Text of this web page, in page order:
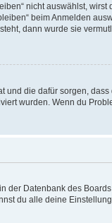
nicht auswählst,
beim Anmelden
dann wurde sie
und die dafür sorgen,
wurden. Wenn du
Datenbank des
du alle deine